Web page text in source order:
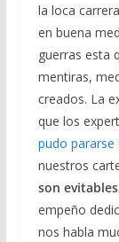
la loca
en buena
guerras esta
mentiras,
creados. La
que los
pudo pararse
nuestros
son
empeño
nos habla